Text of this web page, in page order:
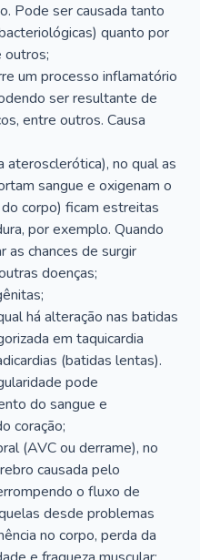
Pode ser causada tanto
quanto por
outros;
um processo inflamatório
ser resultante de
entre outros. Causa
no qual as
sangue e oxigenam o
corpo) ficam estreitas
por exemplo. Quando
as chances de surgir
doenças;
há alteração nas batidas
em taquicardia
(batidas lentas).
pode
do sangue e
coração;
(AVC ou derrame), no
causada pelo
o fluxo de
desde problemas
no corpo, perda da